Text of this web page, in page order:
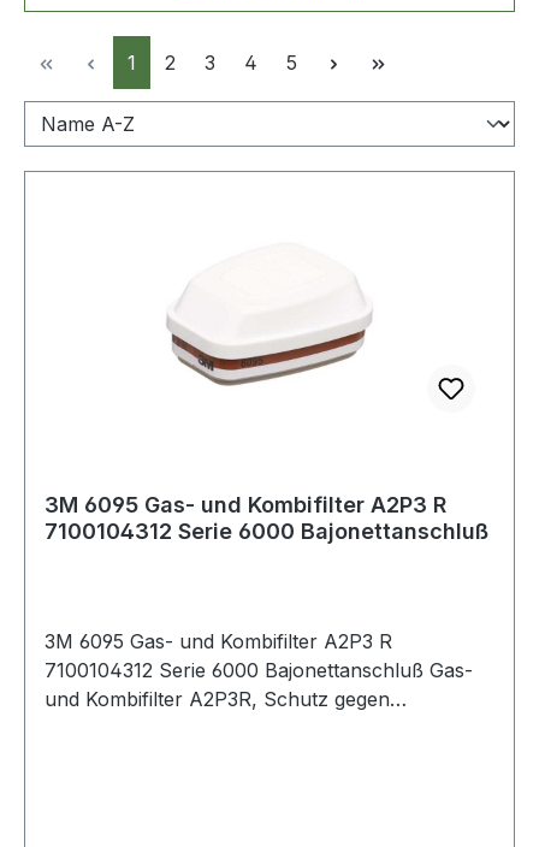
Seite
1 Seite
2 Seite
3 Seite
4 Seite
5
3M 6095 Gas- und Kombifilter A2P3 R
7100104312 Serie 6000 Bajonettanschluß
3M 6095 Gas- und Kombifilter A2P3 R
7100104312 Serie 6000 Bajonettanschluß Gas-
und Kombifilter A2P3R, Schutz gegen